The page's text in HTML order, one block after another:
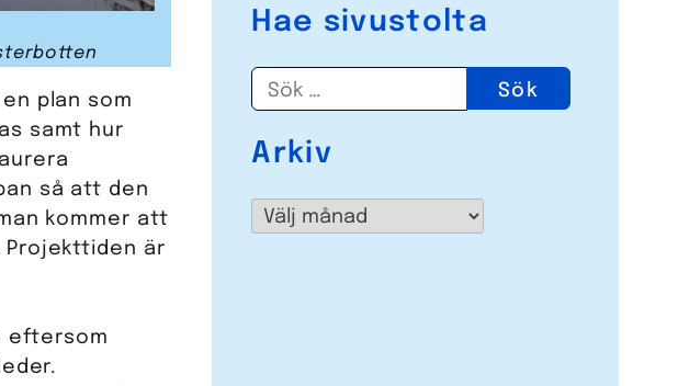
plan som
samt hur
så att den
kommer att
är
eftersom
Hae sivustolta
Sök
efter:
Arkiv
Arkiv